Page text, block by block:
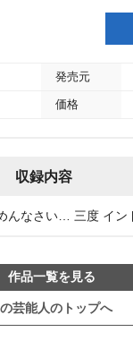
発売元
価格
収録内容
んなさい… 三度 イン
作品一覧を見る
芸能人のトップへ